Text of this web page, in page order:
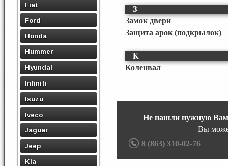
Fiat
Ford
Honda
Hummer
Hyundai
Infiniti
Isuzu
Iveco
Jaguar
Jeep
Kia
З
Замок двери
Защита арок (подкрылок)
К
Коленвал
Не нашли нужную Вам
Вы
8 (863) 310-02-76